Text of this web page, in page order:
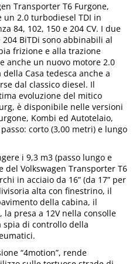
Transporter T6 Furgone,
un 2.0 turbodiesel TDI in
84, 102, 150 e 204 CV. I due
BiTDi sono abbinabili al
frizione e alla trazione
anche un nuovo motore 2.0
Casa tedesca anche a
dal classico diesel. Il
evoluzione del mitico
è disponibile nelle versioni
Kombi ed Autotelaio,
corto (3,00 metri) e lungo
i 9,3 m3 (passo lungo e
del Volkswagen Transporter T6
in acciaio da 16” (da 17” per
alta con finestrino, il
della cabina, il
presa a 12V nella consolle
di controllo della
“4motion”, rende